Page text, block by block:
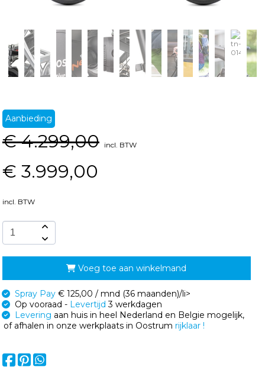
Aanbieding
€ 4.299,00 incl. BTW
€ 3.999,00
incl. BTW
Voeg toe aan winkelmand
Spray Pay€ 125,00 / mnd (36 maanden)/li>
Op vooraad - Levertijd 3 werkdagen
Levering aan huis in heel Nederland en Belgie mogelijk,
of afhalen in onze werkplaats in Oostrum rijklaar !